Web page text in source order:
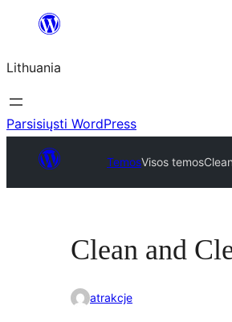
turinio
Lithuania
Parsisiųsti WordPress
TemosVisos temos
Clean and
atrakcje